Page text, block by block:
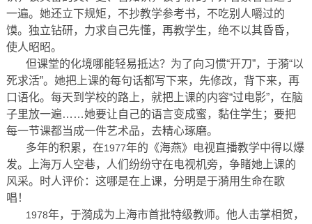
一遍。她还立下规矩，不抄教学参考书，不吃别人嚼过的
馍。独立钻研，力求自己先懂，再教学生，绝不以其昏昏，
使人昭昭。
但课堂的化境哪能轻易抵达？为了向习惯“开刀”，于漪“以
死求活”。她把上课的每句话都写下来，先修改，背下来，再
口语化。每天到学校的路上，就把上课的内容“过电影”，在脑
子里放一遍……她要让自己的语言变成蜜，黏住学生；要把
每一节课都当成一件艺术品，去精心琢磨。
多年的积累，在1977年的《海燕》电视直播教学中得以爆
发。上海万人空巷，人们纷纷守在电视机旁，争睹她上课的
风采。时人评价：这哪是在上课，分明是于漪用生命在歌
唱！
1978年，于漪成为上海市首批特级教师。他人击掌相贺，